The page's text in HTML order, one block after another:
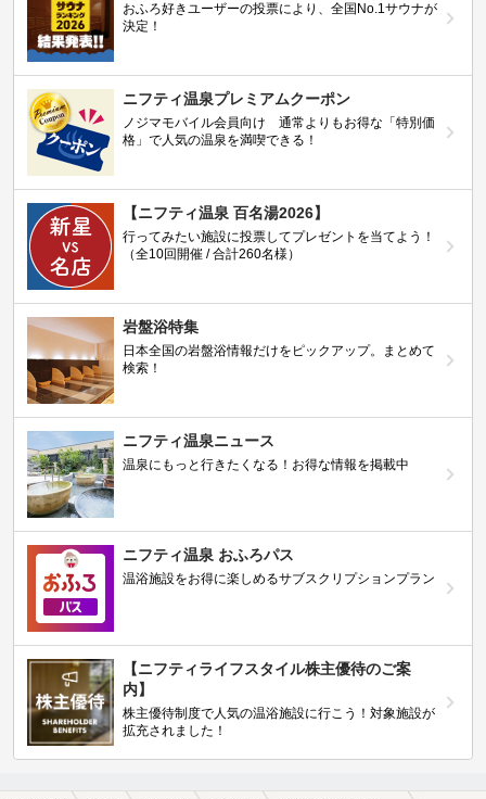
おふろ好きユーザーの投票により、全国No.1サウナが
決定！
ニフティ温泉プレミアムクーポン
ノジマモバイル会員向け 通常よりもお得な「特別価
格」で人気の温泉を満喫できる！
【ニフティ温泉 百名湯2026】
行ってみたい施設に投票してプレゼントを当てよう！
（全10回開催 / 合計260名様）
岩盤浴特集
日本全国の岩盤浴情報だけをピックアップ。まとめて
検索！
ニフティ温泉ニュース
温泉にもっと行きたくなる！お得な情報を掲載中
ニフティ温泉 おふろパス
温浴施設をお得に楽しめるサブスクリプションプラン
【ニフティライフスタイル株主優待のご案
内】
株主優待制度で人気の温浴施設に行こう！対象施設が
拡充されました！